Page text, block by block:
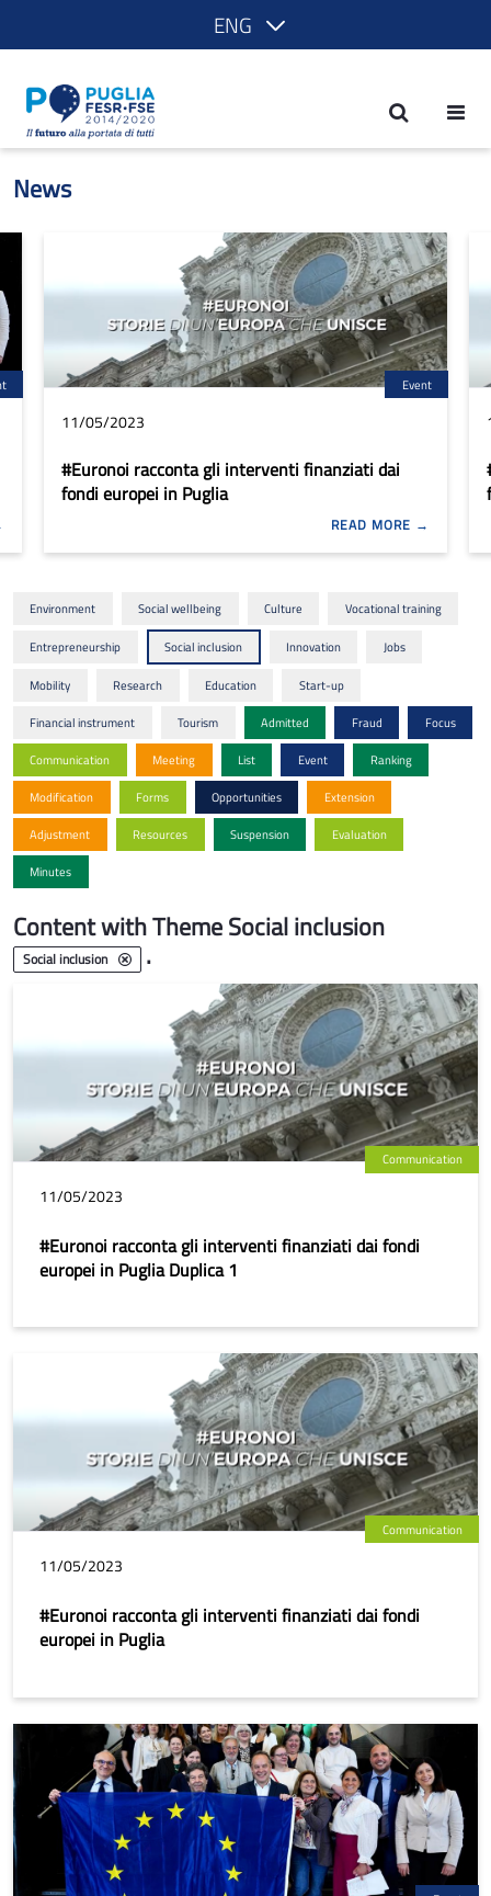
ENG
News - POR Puglia 2014-2020
News
Event
11/05/2023
#Euronoi racconta gli interventi finanziati dai
fondi europei in Puglia
READ MORE
Content with Theme Social inclusion
Social inclusion .
Communication
11/05/2023
#Euronoi racconta gli interventi finanziati dai fondi
europei in Puglia Duplica 1
Communication
11/05/2023
#Euronoi racconta gli interventi finanziati dai fondi
europei in Puglia
Environment Social wellbeing Culture Vocational training
Entrepreneurship Social inclusion Innovation Jobs
Mobility Research Education Start-up
Financial instrument Tourism Admitted Fraud Focus
Communication Meeting List Event Ranking
Modification Forms Opportunities Extension
Adjustment Resources Suspension Evaluation
Minutes